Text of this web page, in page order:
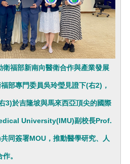
福部新南向醫衛合作與產業發展
部專門委員吳玲瑩見證下(右2)，
3)於吉隆坡與馬來西亞頂尖的國際
University(IMU)副校長Prof.
同簽署MOU，推動醫學研究、人
。